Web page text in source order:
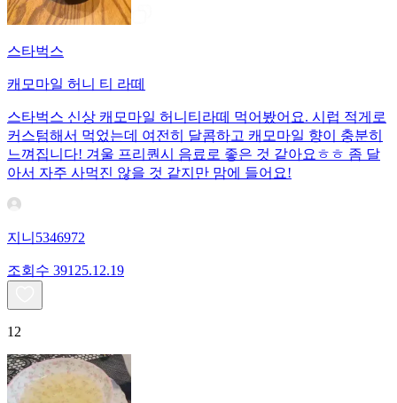
스타벅스
캐모마일 허니 티 라떼
스타벅스 신상 캐모마일 허니티라떼 먹어봤어요. 시럽 적게로
커스텀해서 먹었는데 여전히 달콤하고 캐모마일 향이 충분히
느껴집니다! 겨울 프리퀀시 음료로 좋은 것 같아요ㅎㅎ 좀 달
아서 자주 사먹진 않을 것 같지만 맘에 들어요!
지니5346972
조회수 391 25.12.19
12